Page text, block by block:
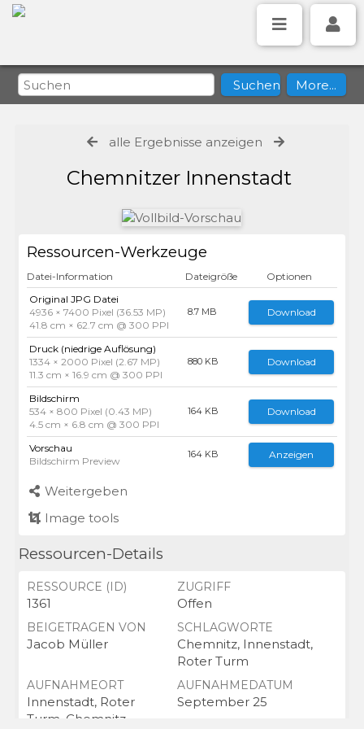
alle Ergebnisse anzeigen
Chemnitzer Innenstadt
Ressourcen-Werkzeuge
Datei-Information Dateigröße
Optionen
Original JPG Datei
4936 × 7400 Pixel (36.53 MP)
41.8 cm × 62.7 cm @ 300 PPI
8.7 MB Download
Druck (niedrige Auflösung)
1334 × 2000 Pixel (2.67 MP)
11.3 cm × 16.9 cm @ 300 PPI
880 KB Download
Bildschirm
534 × 800 Pixel (0.43 MP)
4.5 cm × 6.8 cm @ 300 PPI
164 KB Download
Vorschau
Bildschirm Preview
164 KB Anzeigen
Weitergeben
Image tools
Ressourcen-Details
RESSOURCE (ID)
1361
ZUGRIFF
Offen
BEIGETRAGEN VON
Jacob Müller
SCHLAGWORTE
Chemnitz, Innenstadt,
Roter Turm
AUFNAHMEORT
Innenstadt, Roter
Turm, Chemnitz
AUFNAHMEDATUM
September 25